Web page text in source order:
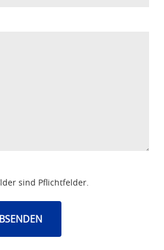
sind Pflichtfelder.